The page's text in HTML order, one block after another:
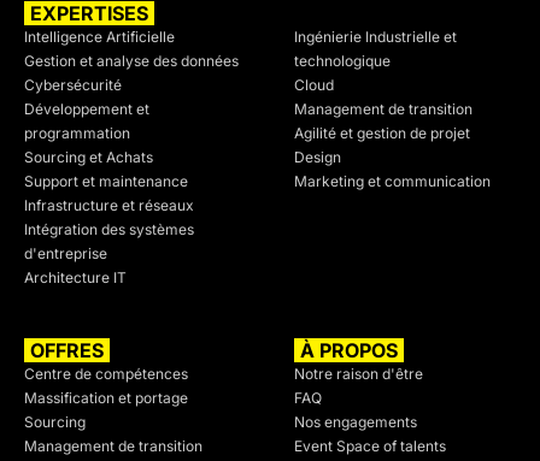
EXPERTISES
Intelligence Artificielle
Gestion et analyse des données
Cybersécurité
Développement et
programmation
Sourcing et Achats
Support et maintenance
Infrastructure et réseaux
Intégration des systèmes
d'entreprise
Architecture IT
Ingénierie Industrielle et
technologique
Cloud
Management de transition
Agilité et gestion de projet
Design
Marketing et communication
OFFRES
Centre de compétences
Massification et portage
Sourcing
Management de transition
À PROPOS
Notre raison d'être
FAQ
Nos engagements
Event Space of talents